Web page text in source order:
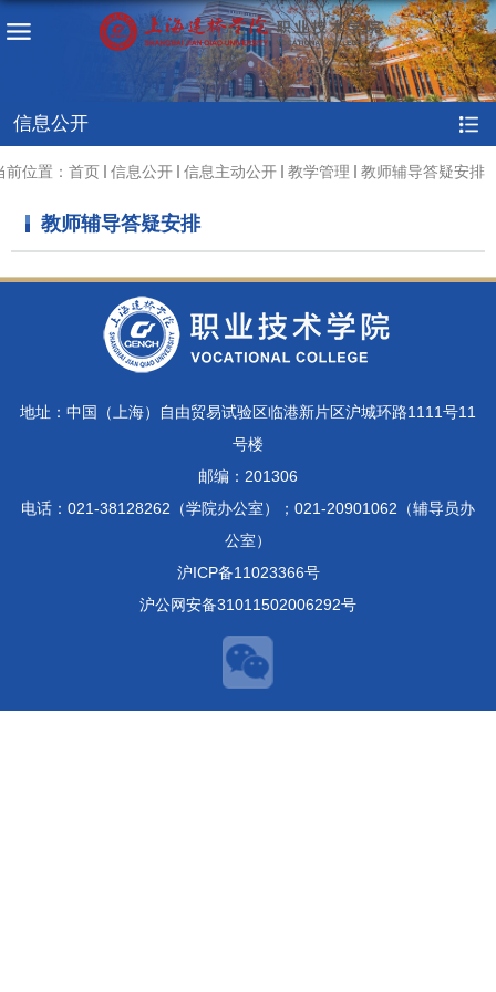
信息公开
前位置： 首页 信息公开 信息主动公开 教学管理 教师辅导答疑安排
教师辅导答疑安排
地址：中国（上海）自由贸易试验区临港新片区沪城环路1111号11
号楼
邮编：201306
电话：021-38128262（学院办公室）；021-20901062（辅导员办
公室）
沪ICP备11023366号
沪公网安备31011502006292号